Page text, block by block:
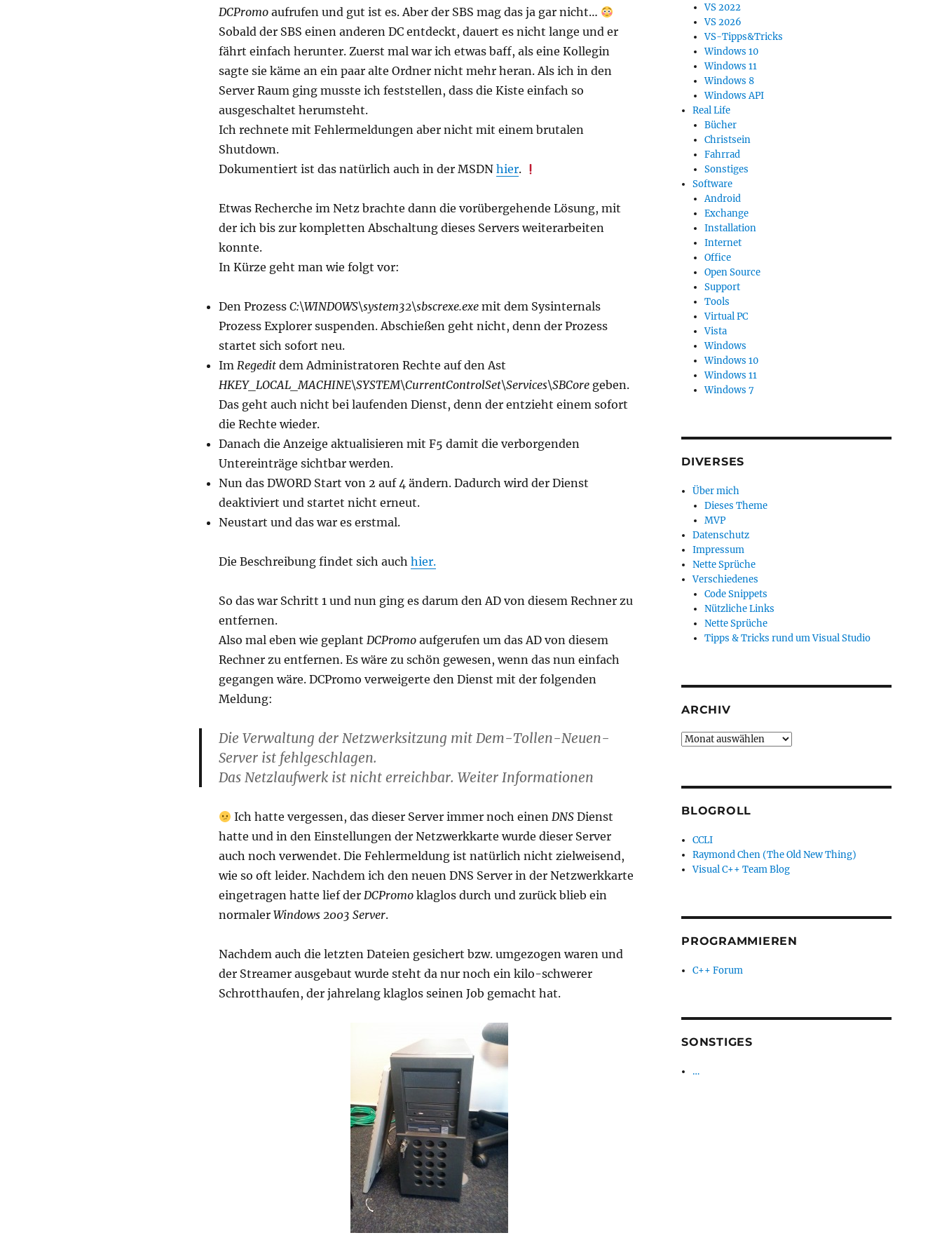
DCPromo aufrufen und gut ist es. Aber der SBS mag das ja gar nicht…
Sobald der SBS einen anderen DC entdeckt, dauert es nicht lange und er
fährt einfach herunter. Zuerst mal war ich etwas baff, als eine Kollegin
sagte sie käme an ein paar alte Ordner nicht mehr heran. Als ich in den
Server Raum ging musste ich feststellen, dass die Kiste einfach so
ausgeschaltet herumsteht.
Ich rechnete mit Fehlermeldungen aber nicht mit einem brutalen
Shutdown.
Dokumentiert ist das natürlich auch in der MSDN hier.
Etwas Recherche im Netz brachte dann die vorübergehende Lösung, mit
der ich bis zur kompletten Abschaltung dieses Servers weiterarbeiten
konnte.
In Kürze geht man wie folgt vor:
Den Prozess C:\WINDOWS\system32\sbscrexe.exe mit dem Sysinternals
Prozess Explorer suspenden. Abschießen geht nicht, denn der Prozess
startet sich sofort neu.
Im Regedit dem Administratoren Rechte auf den Ast
HKEY_LOCAL_MACHINE\SYSTEM\CurrentControlSet\Services\SBCore geben.
Das geht auch nicht bei laufenden Dienst, denn der entzieht einem sofort
die Rechte wieder.
Danach die Anzeige aktualisieren mit F5 damit die verborgenden
Untereinträge sichtbar werden.
Nun das DWORD Start von 2 auf 4 ändern. Dadurch wird der Dienst
deaktiviert und startet nicht erneut.
Neustart und das war es erstmal.
Die Beschreibung findet sich auch hier.
So das war Schritt 1 und nun ging es darum den AD von diesem Rechner zu
entfernen.
Also mal eben wie geplant DCPromo aufgerufen um das AD von diesem
Rechner zu entfernen. Es wäre zu schön gewesen, wenn das nun einfach
gegangen wäre. DCPromo verweigerte den Dienst mit der folgenden
Meldung:
Die Verwaltung der Netzwerksitzung mit Dem-Tollen-Neuen-
Server ist fehlgeschlagen.
Das Netzlaufwerk ist nicht erreichbar. Weiter Informationen
Ich hatte vergessen, das dieser Server immer noch einen DNS Dienst
hatte und in den Einstellungen der Netzwerkkarte wurde dieser Server
auch noch verwendet. Die Fehlermeldung ist natürlich nicht zielweisend,
wie so oft leider. Nachdem ich den neuen DNS Server in der Netzwerkkarte
eingetragen hatte lief der DCPromo klaglos durch und zurück blieb ein
normaler Windows 2003 Server.
Nachdem auch die letzten Dateien gesichert bzw. umgezogen waren und
der Streamer ausgebaut wurde steht da nur noch ein kilo-schwerer
Schrotthaufen, der jahrelang klaglos seinen Job gemacht hat.
VS 2022
VS 2026
VS-Tipps&Tricks
Windows 10
Windows 11
Windows 8
Windows API
Real Life
Bücher
Christsein
Fahrrad
Sonstiges
Software
Android
Exchange
Installation
Internet
Office
Open Source
Support
Tools
Virtual PC
Vista
Windows
Windows 10
Windows 11
Windows 7
DIVERSES
Über mich
Dieses Theme
MVP
Datenschutz
Impressum
Nette Sprüche
Verschiedenes
Code Snippets
Nützliche Links
Nette Sprüche
Tipps & Tricks rund um Visual Studio
ARCHIV
Archiv
BLOGROLL
CCLI
Raymond Chen (The Old New Thing)
Visual C++ Team Blog
PROGRAMMIEREN
C++ Forum
SONSTIGES
…